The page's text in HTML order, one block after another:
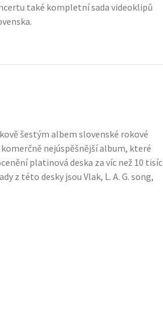
také kompletní sada videoklipů
šestým albem slovenské rokové
nejúspěšnější album, které
platinová deska za víc než 10 tisíc
z této desky jsou Vlak, L. A. G. song,